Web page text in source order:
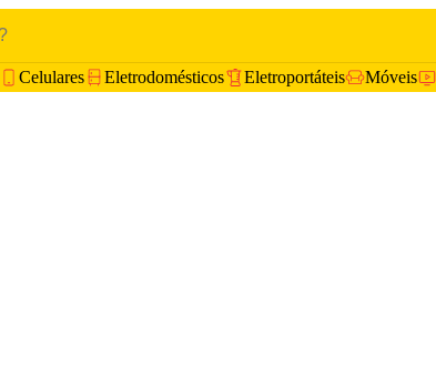
Celulares Eletrodomésticos Eletroportáteis Móveis